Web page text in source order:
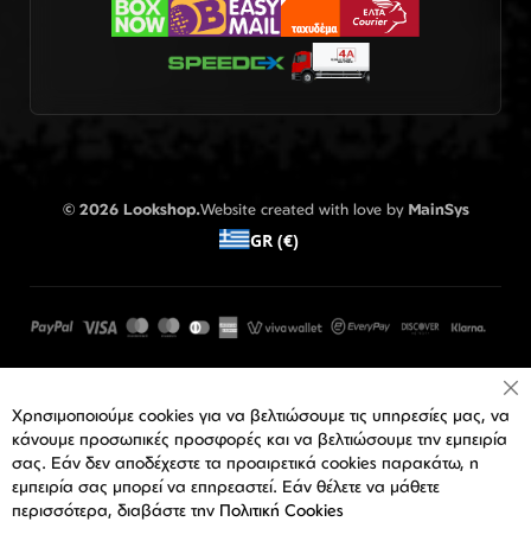
© 2026 Lookshop.Website created with love by MainSys
GR (€)
Χρησιμοποιούμε cookies για να βελτιώσουμε τις υπηρεσίες μας, να
κάνουμε προσωπικές προσφορές και να βελτιώσουμε την εμπειρία
σας. Εάν δεν αποδέχεστε τα προαιρετικά cookies παρακάτω, η
εμπειρία σας μπορεί να επηρεαστεί. Εάν θέλετε να μάθετε
περισσότερα, διαβάστε την Πολιτική Cookies